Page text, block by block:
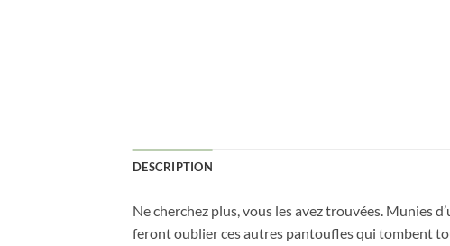
DESCRIPTION
Ne cherchez plus, vous les avez trouvées. Munies
feront oublier ces autres pantoufles qui tombent